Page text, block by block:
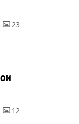
23
12